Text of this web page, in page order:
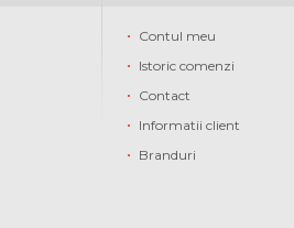
Contul meu
Istoric comenzi
Contact
Informatii client
Branduri